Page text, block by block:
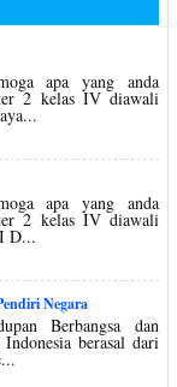
apa yang anda
2 kelas IV diawali
apa yang anda
2 kelas IV diawali
D...
Negara
Berbangsa dan
berasal dari